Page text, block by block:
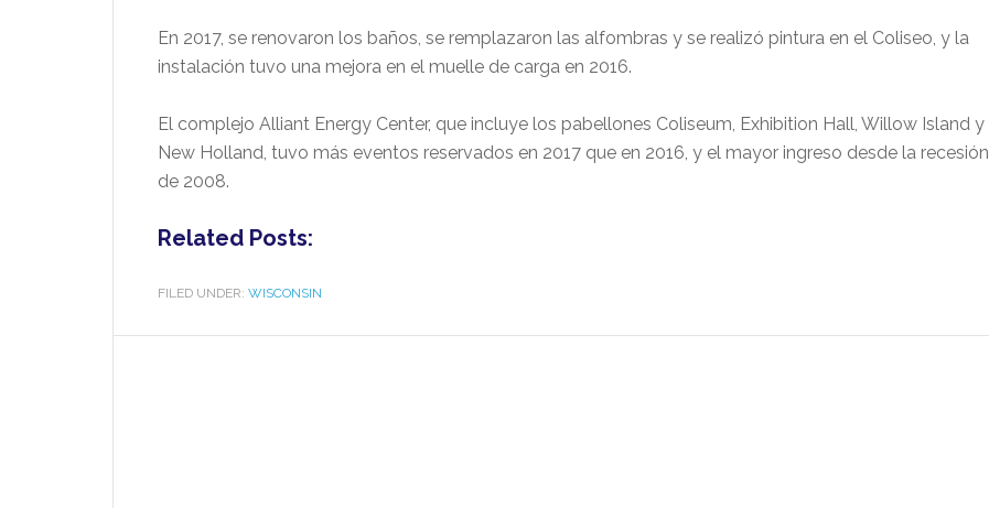
En 2017, se renovaron los baños, se remplazaron las alfombras y se realizó pintura en el Coliseo, y la
instalación tuvo una mejora en el muelle de carga en 2016.
El complejo Alliant Energy Center, que incluye los pabellones Coliseum, Exhibition Hall, Willow Island y
New Holland, tuvo más eventos reservados en 2017 que en 2016, y el mayor ingreso desde la recesión
de 2008.
Related Posts:
FILED UNDER: WISCONSIN